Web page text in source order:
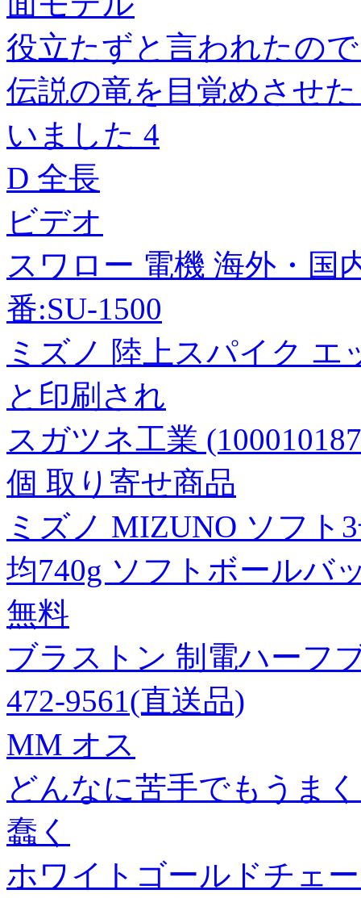
役立たずと言われたの
伝説の竜を目覚めさせ
いました 4
D 全長
ビデオ
スワロー 電機 海外・国
番:SU-1500
ミズノ 陸上スパイク
と印刷され
スガツネ工業
個 取り寄せ商品
ミズノ MIZUNO ソフト
均740g ソフトボールバ
無料
ブラストン 制電ハーフ
472-9561(直送品)
MM オス
どんなに苦手でもうま
蠢く
ホワイトゴールドチェ